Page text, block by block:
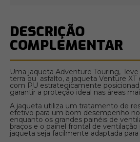
DESCRIÇÃO
COMPLEMENTAR
Uma jaqueta Adventure Touring, leve
terra ou asfalto, a jaqueta Venture XT
com PU estrategicamente
garantir a proteção ideal nas áreas
A jaqueta utiliza um tratamento de
efetivo para um bom desempenho
enquanto os grandes painéis de
braços e o painel frontal de
jaqueta seja facilmente adaptada